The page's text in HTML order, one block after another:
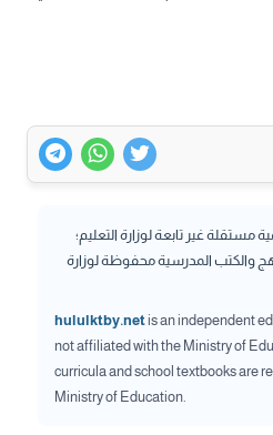
مستقلة غير تابعة لوزارة التعليم؛
والكتب المدرسية محفوظة لوزارة
hululktby.netis an independent
not affiliated with the Ministry of
curricula and school textbooks are
Ministry of Education.